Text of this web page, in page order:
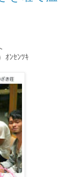
ｵﾝｾﾝﾂｷ